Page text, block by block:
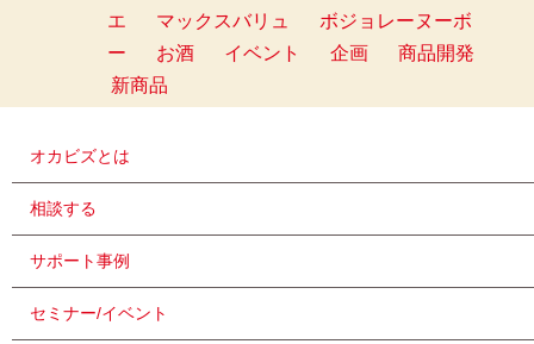
エ
マックスバリュ
ボジョレーヌーボ
ー
お酒 イベント 企画
商品開発
新商品
オカビズとは
相談する
サポート事例
セミナー/イベント